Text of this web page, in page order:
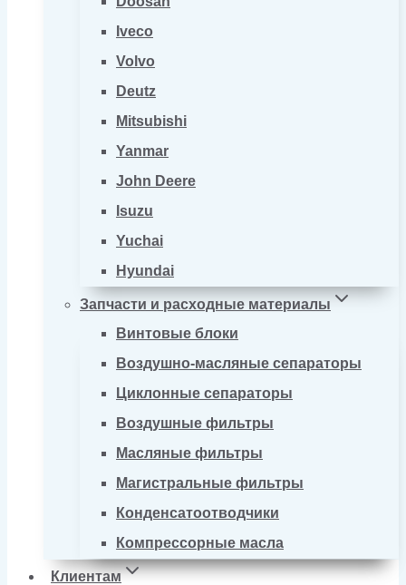
Iveco
Volvo
Deutz
Mitsubishi
Yanmar
John Deere
Isuzu
Yuchai
Hyundai
Запчасти и расходные материалы
Винтовые блоки
Воздушно-масляные сепараторы
Циклонные сепараторы
Воздушные фильтры
Масляные фильтры
Магистральные фильтры
Конденсатоотводчики
Компрессорные масла
Клиентам